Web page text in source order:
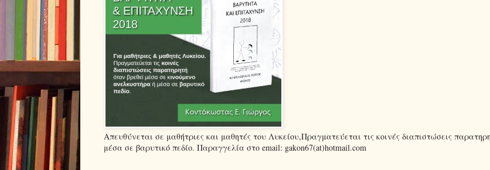
Απευθύνεται σε μαθήτριες και μαθητές του Λυκείου,Πραγματεύεται τις κοινές διαπιστώσεις
μέσα σε βαρυτικό πεδίο. Παραγγελία στο email: gakon67(at)hotmail.com